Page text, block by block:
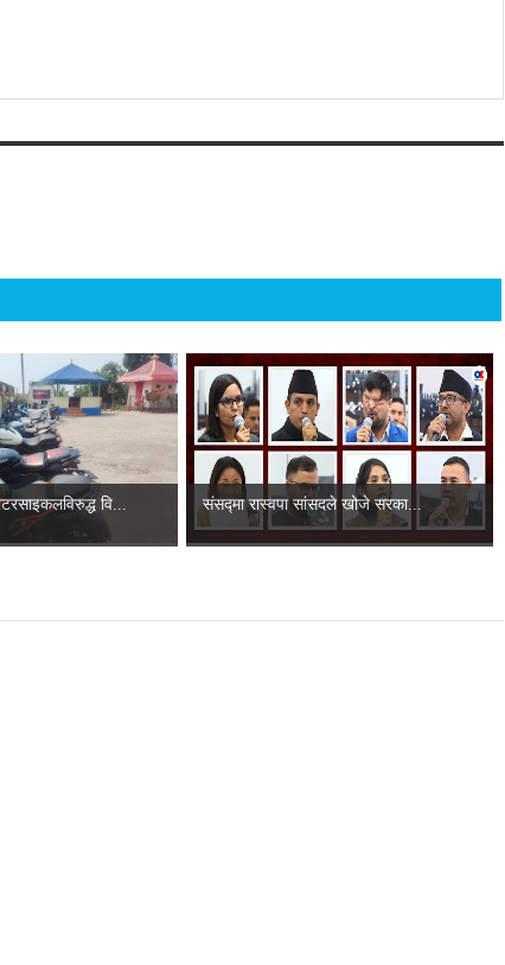
वि... संसद्‍मा रास्वपा सांसदले खोजे सरका...